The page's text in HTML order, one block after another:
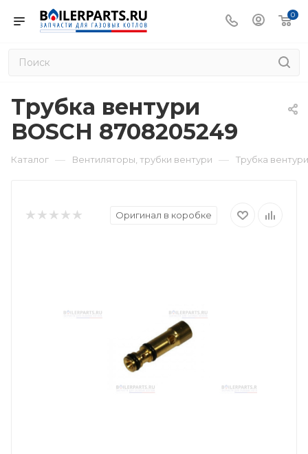
0
Трубка вентури
BOSCH 8708205249
Каталог — Вентиляторы, трубки вентури — Трубка
Оригинал в коробке